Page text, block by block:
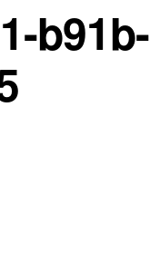
b91b-